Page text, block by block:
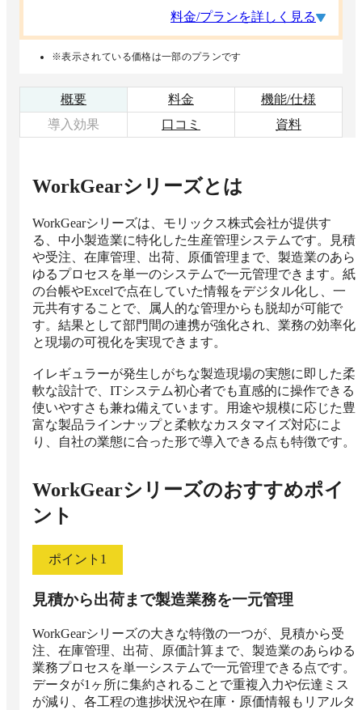
料金/プランを詳しく見る
※表示されている価格は一部のプランです
概要 料金
機能/仕様
導入効果
口コミ 資料
WorkGearシリーズとは
WorkGearシリーズは、モリックス株式会社が提供す
る、中小製造業に特化した生産管理システムです。見積
や受注、在庫管理、出荷、原価管理まで、製造業のあら
ゆるプロセスを単一のシステムで一元管理できます。紙
の台帳やExcelで点在していた情報をデジタル化し、一
元共有することで、属人的な管理からも脱却が可能で
す。結果として部門間の連携が強化され、業務の効率化
と現場の可視化を実現できます。
イレギュラーが発生しがちな製造現場の実態に即した柔
軟な設計で、ITシステム初心者でも直感的に操作できる
使いやすさも兼ね備えています。用途や規模に応じた豊
富な製品ラインナップと柔軟なカスタマイズ対応によ
り、自社の業態に合った形で導入できる点も特徴です。
WorkGearシリーズのおすすめポイ
ント
ポイント 1
見積から出荷まで製造業務を一元管理
WorkGearシリーズの大きな特徴の一つが、見積から受
注、在庫管理、出荷、原価計算まで、製造業のあらゆる
業務プロセスを単一システムで一元管理できる点です。
データが1ヶ所に集約されることで重複入力や伝達ミス
が減り、各工程の進捗状況や在庫・原価情報もリアルタ